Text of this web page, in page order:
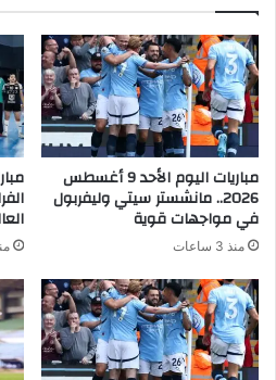
مباريات اليوم الأحد 9 أغسطس
2026.. مانشستر سيتي وليفربول
في مواجهات قوية
منذ 3 ساعات منذ 3